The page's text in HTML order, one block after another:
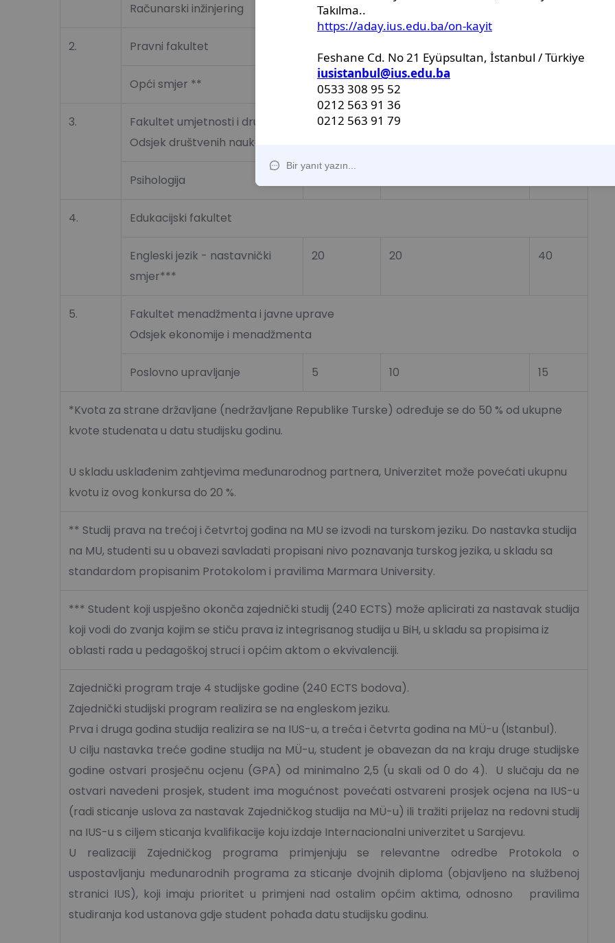
Računarski inžinjering 20
2. Pravni fakultet
Opći smjer ** 20 20
3.
Fakultet umjetnosti i društvenih nauka
Odsjek društvenih nauka
Psihologija
4. Edukacijski fakultet
Engleski jezik - nastavnički
smjer***
20 20 40
5.
Fakultet menadžmenta i javne uprave
Odsjek ekonomije i menadžmenta
Poslovno upravljanje 5 10 15
*Kvota za strane državljane (nedržavljane Republike Turske) određuje se do 50 % od ukupne
kvote studenata u datu studijsku godinu.
U skladu usklađenim zahtjevima međunarodnog partnera, Univerzitet može povećati ukupnu
kvotu iz ovog konkursa do 20 %.
** Studij prava na trećoj i četvrtoj godina na MU se izvodi na turskom jeziku. Do nastavka studija
na MU, studenti su u obavezi savladati propisani nivo poznavanja turskog jezika, u skladu sa
standardom propisanim Protokolom i pravilima Marmara University.
*** Student koji uspješno okonča zajednički studij (240 ECTS) može aplicirati za nastavak studija
koji vodi do zvanja kojim se stiču prava iz integrisanog studija u BiH, u skladu sa propisima iz
oblasti rada u pedagoškoj struci i općim aktom o ekvivalenciji.
Zajednički program traje 4 studijske godine (240 ECTS bodova).
Zajednički studijski program realizira se na engleskom jeziku.
Prva i druga godina studija realizira se na IUS-u, a treća i četvrta godina na MÜ-u (Istanbul).
U cilju nastavka treće godine studija na MÜ-u, student je obavezan da na kraju druge studijske
godine ostvari prosječnu ocjenu (GPA) od minimalno 2,5 (u skali od 0 do 4). U slučaju da ne
ostvari navedeni prosjek, student ima mogućnost povećati ostvareni prosjek ocjena na IUS-u
(radi sticanje uslova za nastavak Zajedničkog studija na MÜ-u) ili tražiti prijelaz na redovni studij
na IUS-u s ciljem sticanja kvalifikacije koju izdaje Internacionalni univerzitet u Sarajevu.
U realizaciji Zajedničkog programa primjenjuju se relevantne odredbe Protokola o
uspostavljanju međunarodnih programa za sticanje dvojnih diploma (objavljeno na službenoj
stranici IUS), koji imaju prioritet u primjeni nad ostalim općim aktima, odnosno pravilima
studiranja kod ustanova gdje student pohađa datu studijsku godinu.